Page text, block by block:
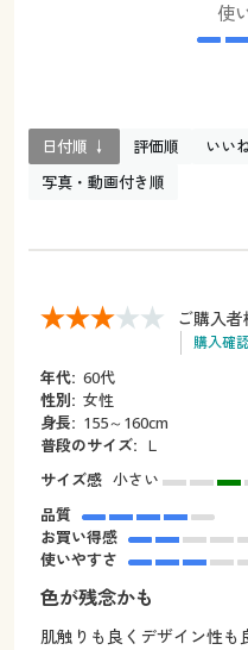
使
日付順 ↓ 評価順 いい
写真・動画付き順
ご購入者
購入確
年代: 60代
性別: 女性
身長: 155～160cm
普段のサイズ: Ｌ
サイズ感 小さい
品質
お買い得感
使いやすさ
色が残念かも
肌触りも良くデザイン性も